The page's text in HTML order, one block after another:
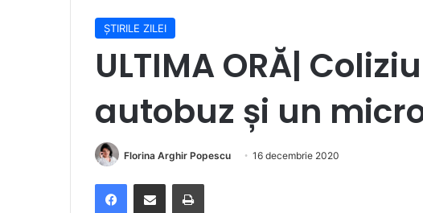
ȘTIRILE ZILEI
ULTIMA ORĂ|
autobuz și un
Florina Arghir Popescu 16 decembrie 2020
FacebookDistribuie prin e-mail Imprimare